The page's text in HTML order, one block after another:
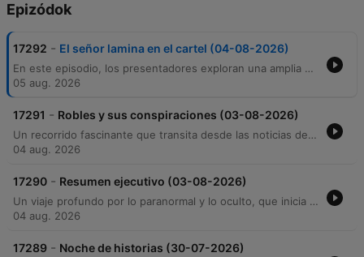
Epizódok
17292 - El señor lamina en el cartel (04-08-2026)
En este episodio, los presentadores exploran una amplia gama de temas que van desde lo cotidiano hasta lo sobrenatural. El programa inicia con anécdotas personales sobre peligros al comer y la falta de privacidad de las celebridades, para luego profundizar en las nuevas dinámicas del cortejo y el miedo al acoso legal. A través de la dinámica 'Casa Infiel', se revelan historias de traición y desconfianza, intercaladas con noticias sobre el fallecimiento de Alfonso Lizarazo y entrevistas sobre la calidad de servicios. El episodio culmina con un extenso recorrido por lo paranormal, incluyendo relatos de experiencias cercanas a la muerte, encuentros con entidades en aviones y transporte, y leyendas urbanas sobre presencias en edificios y sueños.
05 aug. 2026
17291 - Robles y sus conspiraciones (03-08-2026)
Un recorrido fascinante que transita desde las noticias de la Liga BetPlay y dinámicas de pareja hasta profundos misterios arqueológicos. El programa aborda casos de sospechas de infidelidad y testimonios personales, para luego sumergirse en el estudio de civilizaciones antiguas como los mayas, sumerios y olmecas, explorando teorías sobre tecnología avanzada y origen extraterrestre. La emisión culmina con una intensa sección paranormal, donde oyentes comparten relatos de presencias en hospitales, fenómenos astronómicos inexplicables y experiencias de lo sobrenatural que desafían la lógica científica.
04 aug. 2026
17290 - Resumen ejecutivo (03-08-2026)
Un viaje profundo por lo paranormal y lo oculto, que inicia con una entrevista a Monseñor Andrés sobre el discernimiento de visiones divinas frente a engaños demoníacos. El episodio explora la naturaleza del destino, el sufrimiento y las tragedias naturales desde una perspectiva teológica y científica. A través de impactantes testimonios de oyentes, se recorren relatos de posesiones, presencias en instituciones religiosas e inquilinatos marcados por la violencia. La exploración culmina con un análisis de experimentos humanos atroces como el Proyecto MK Ultra y la Unidad 731, para finalizar con una investigación sobre las prácticas de brujería, rituales de dominio y los misterios de lo sobrenatural.
04 aug. 2026
17289 - Noche de historias (30-07-2026)